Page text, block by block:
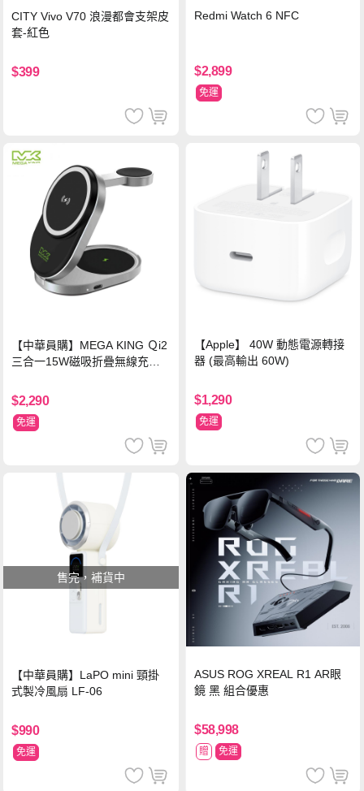
CITY Vivo V70 浪漫都會支架皮
套-紅色
$399
Redmi Watch 6 NFC
$2,899
免運
【中華員購】MEGA KING Ｑi2
三合一15W磁吸折疊無線充電
$2,290
免運
【Apple】 40W 動態電源轉接
器 (最高輸出 60W)
$1,290
免運
售完，補貨中
【中華員購】LaPO mini 頸掛
式製冷風扇 LF-06
$990
免運
ASUS ROG XREAL R1 AR眼
鏡 黑 組合優惠
$58,998
贈 免運